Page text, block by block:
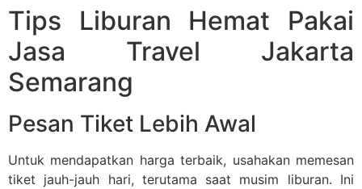
Tips Liburan Hemat Pakai
Jasa Travel Jakarta
Semarang
Pesan Tiket Lebih Awal
Untuk mendapatkan harga terbaik, usahakan memesan
tiket jauh-jauh hari, terutama saat musim liburan. Ini